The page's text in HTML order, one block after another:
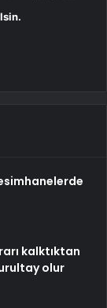
kalktıktan
olur